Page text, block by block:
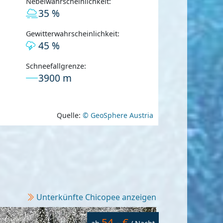
35 %
Gewitterwahrscheinlichkeit:
45 %
Schneefallgrenze:
3900 m
Quelle: © GeoSphere Austria
Unterkünfte Chicopee anzeigen